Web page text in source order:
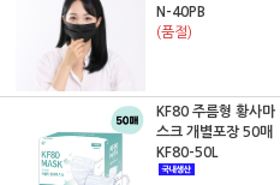
N-40PB
(품절)
KF80 주름형 황사마
스크 개별포장 50매
KF80-50L